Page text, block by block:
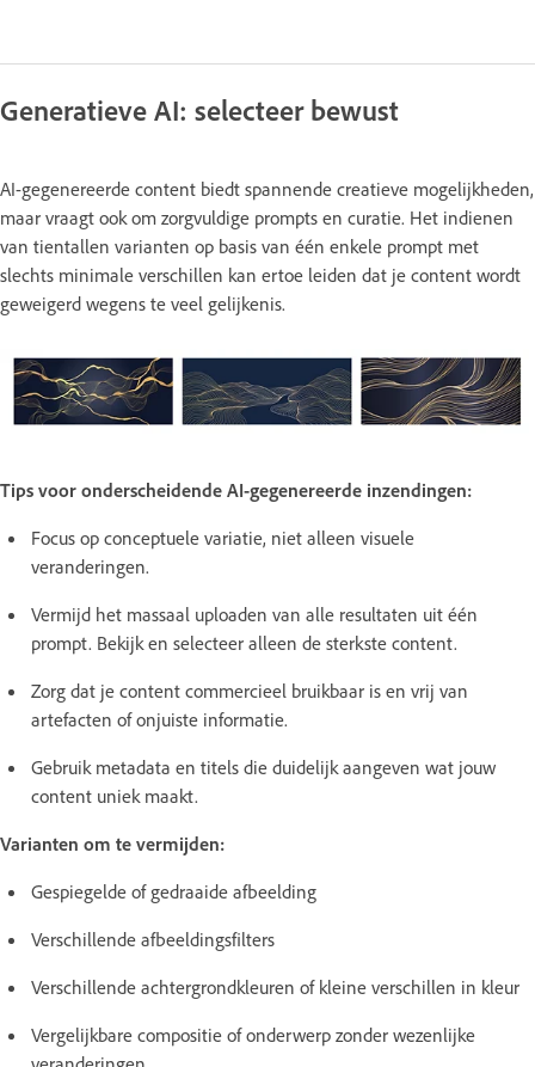
Generatieve AI: selecteer bewust
AI-gegenereerde content biedt spannende creatieve mogelijkheden,
maar vraagt ook om zorgvuldige prompts en curatie. Het indienen
van tientallen varianten op basis van één enkele prompt met
slechts minimale verschillen kan ertoe leiden dat je content wordt
geweigerd wegens te veel gelijkenis.
Tips voor onderscheidende AI-gegenereerde inzendingen:
Focus op conceptuele variatie, niet alleen visuele
veranderingen.
Vermijd het massaal uploaden van alle resultaten uit één
prompt. Bekijk en selecteer alleen de sterkste content.
Zorg dat je content commercieel bruikbaar is en vrij van
artefacten of onjuiste informatie.
Gebruik metadata en titels die duidelijk aangeven wat jouw
content uniek maakt.
Varianten om te vermijden:
Gespiegelde of gedraaide afbeelding
Verschillende afbeeldingsfilters
Verschillende achtergrondkleuren of kleine verschillen in kleur
Vergelijkbare compositie of onderwerp zonder wezenlijke